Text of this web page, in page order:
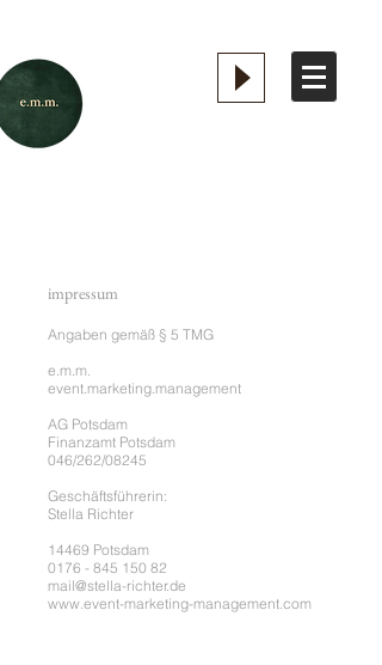
impressum
Angaben gemäß § 5 TMG
e.m.m.
event.marketing.management
AG Potsdam
Finanzamt Potsdam
046/262/08245
Geschäftsführerin:
Stella Richter
14469 Potsdam
0176 - 845 150 82
mail@stella-richter.de
www.event-marketing-management.com